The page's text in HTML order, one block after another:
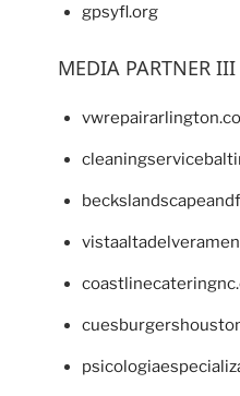
gpsyfl.org
MEDIA PARTNER III